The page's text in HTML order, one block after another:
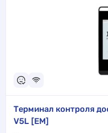
Терминал контроля
V5L [EM]